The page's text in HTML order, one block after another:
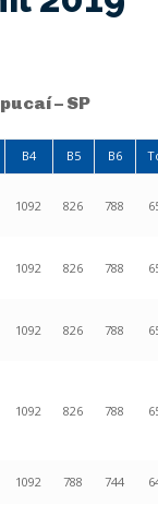
– SP
B4 B5 B6
1092 826 788
1092 826 788
1092 826 788
1092 826 788
1092 788 744